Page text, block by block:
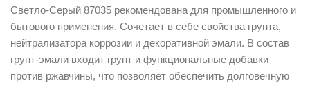
Светло-Серый 87035 рекомендована для промышленного и
бытового применения. Сочетает в себе свойства грунта,
нейтрализатора коррозии и декоративной эмали. В состав
грунт-эмали входит грунт и функциональные добавки
против ржавчины, что позволяет обеспечить долговечную